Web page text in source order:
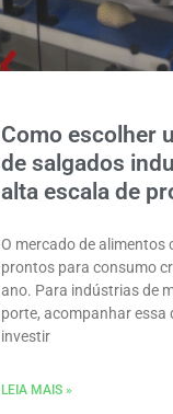
Como escolher
de salgados
alta escala de
O mercado de alimentos
prontos para consumo
ano. Para indústrias de
porte, acompanhar essa
investir
LEIA MAIS »